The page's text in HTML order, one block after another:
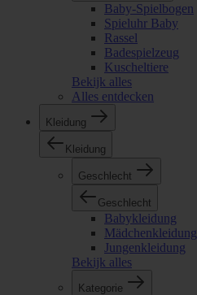
Baby-Spielbogen
Spieluhr Baby
Rassel
Badespielzeug
Kuscheltiere
Bekijk alles
Alles entdecken
Kleidung
Kleidung
Geschlecht
Geschlecht
Babykleidung
Mädchenkleidung
Jungenkleidung
Bekijk alles
Kategorie